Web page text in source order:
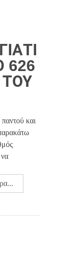
626
και